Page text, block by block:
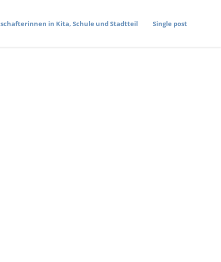
in Kita, Schule und Stadtteil Single post